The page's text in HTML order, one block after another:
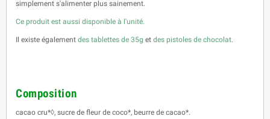
simplement s'alimenter plus sainement.
Ce produit est aussi disponible à l'unité.
Il existe également des tablettes de 35g et des pistoles de chocolat.
Composition
cacao cru*◊, sucre de fleur de coco*, beurre de cacao*.